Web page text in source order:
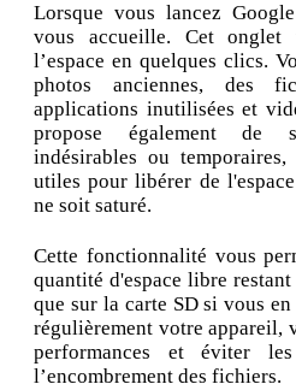
Lorsque vous lancez
vous accueille. Cet
l’espace en quelques clics.
photos anciennes, des
applications inutilisées et
propose également de
indésirables ou
utiles pour libérer de
ne soit saturé.
Cette fonctionnalité vous
quantité d'espace libre
que sur la carte SD si vous
régulièrement votre appareil,
performances et éviter
l’encombrement des fichiers.